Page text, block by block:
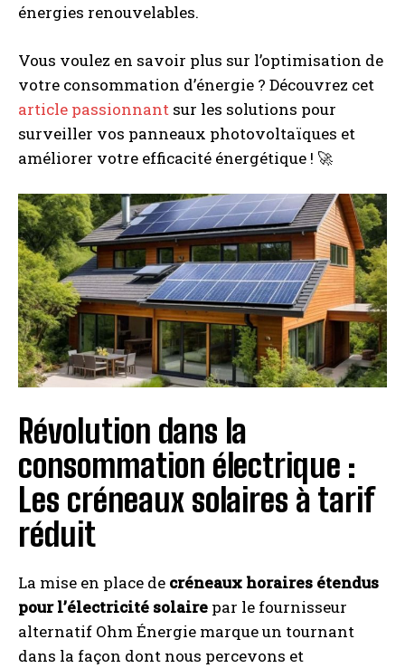
I WANT IN
I've read and accept thePrivacy Policy.
A LIRE : Comment fabriquer une pergola
bioclimatique : guide pratique et facile
énergies renouvelables.
Vous voulez en savoir plus sur l’optimisation de
votre consommation d’énergie ? Découvrez cet
article passionnant sur les solutions pour
surveiller vos panneaux photovoltaïques et
améliorer votre efficacité énergétique ! 🚀
Révolution dans la
consommation électrique :
Les créneaux solaires à tarif
réduit
La mise en place de créneaux horaires étendus
pour l’électricité solaire par le fournisseur
alternatif Ohm Énergie marque un tournant
dans la façon dont nous percevons et